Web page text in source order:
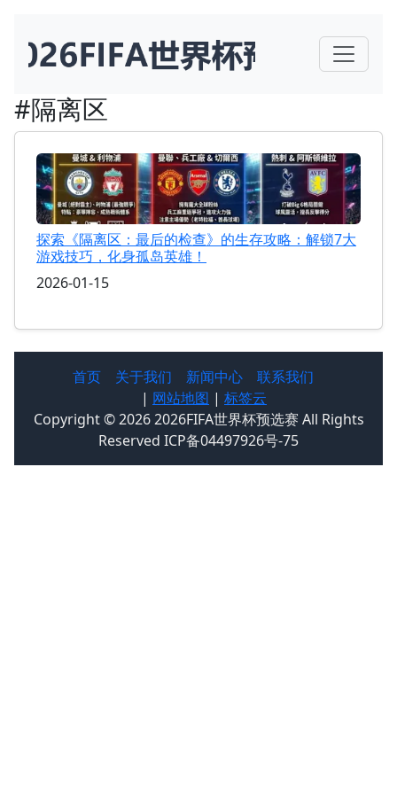
#隔离区
探索《隔离区：最后的检查》的生存攻略：解锁7大
游戏技巧，化身孤岛英雄！
2026-01-15
首页 关于我们 新闻中心
联系我们
| 网站地图 | 标签云
Copyright © 2026 2026FIFA世界杯预选赛 All Rights
Reserved ICP备04497926号-75